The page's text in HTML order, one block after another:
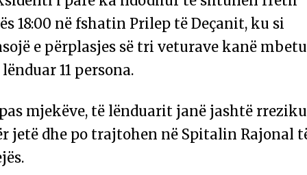
18:00 në fshatin Prilep të Deçanit, ku si
e përplasjes së tri veturave kanë
11 persona.
mjekëve, të lënduarit janë jashtë
jetë dhe po trajtohen në Spitalin Rajonal